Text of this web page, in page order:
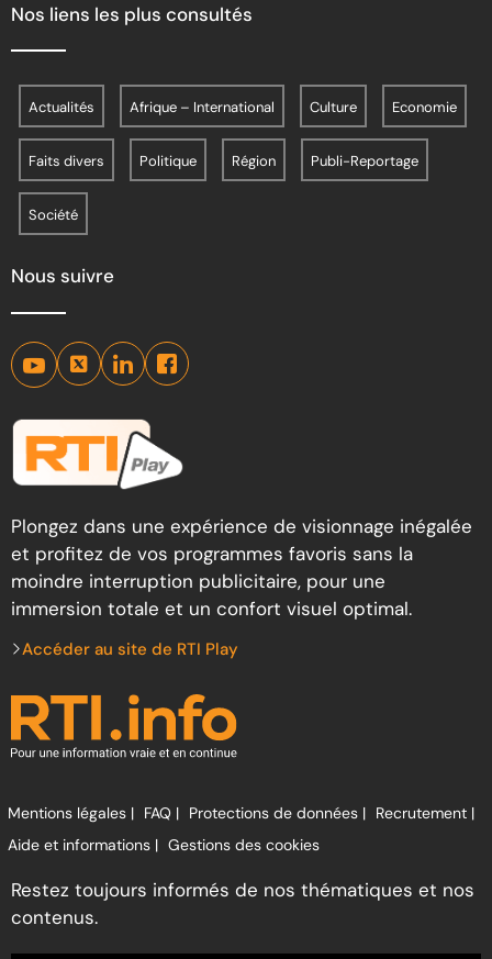
Nos liens les plus consultés
Actualités Afrique – International Culture Economie
Faits divers Politique Région Publi-Reportage
Société
Nous suivre
Plongez dans une expérience de visionnage inégalée
et profitez de vos programmes favoris sans la
moindre interruption publicitaire, pour une
immersion totale et un confort visuel optimal.
Accéder au site de RTI Play
Mentions légales | FAQ | Protections de données | Recrutement |
Aide et informations | Gestions des cookies
Restez toujours informés de nos thématiques et nos
contenus.